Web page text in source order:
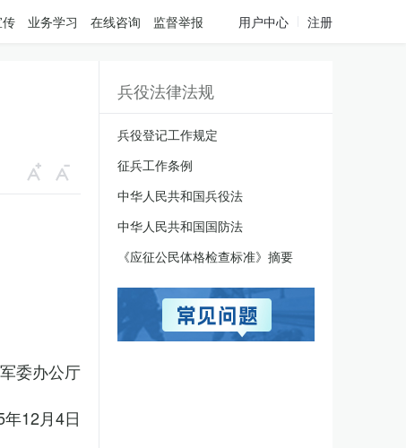
业务学习 在线咨询 监督举报 用户中心 注册
委办公厅
12月4日
兵役法律法规
兵役登记工作规定
征兵工作条例
中华人民共和国兵役法
中华人民共和国国防法
《应征公民体格检查标准》摘要